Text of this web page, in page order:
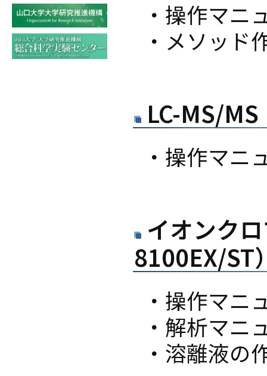
・操作マニ
・メソッド
LC-MS/
・操作マニ
イオンク
8100EX/ST
・操作マニ
・解析マニ
・溶離液の